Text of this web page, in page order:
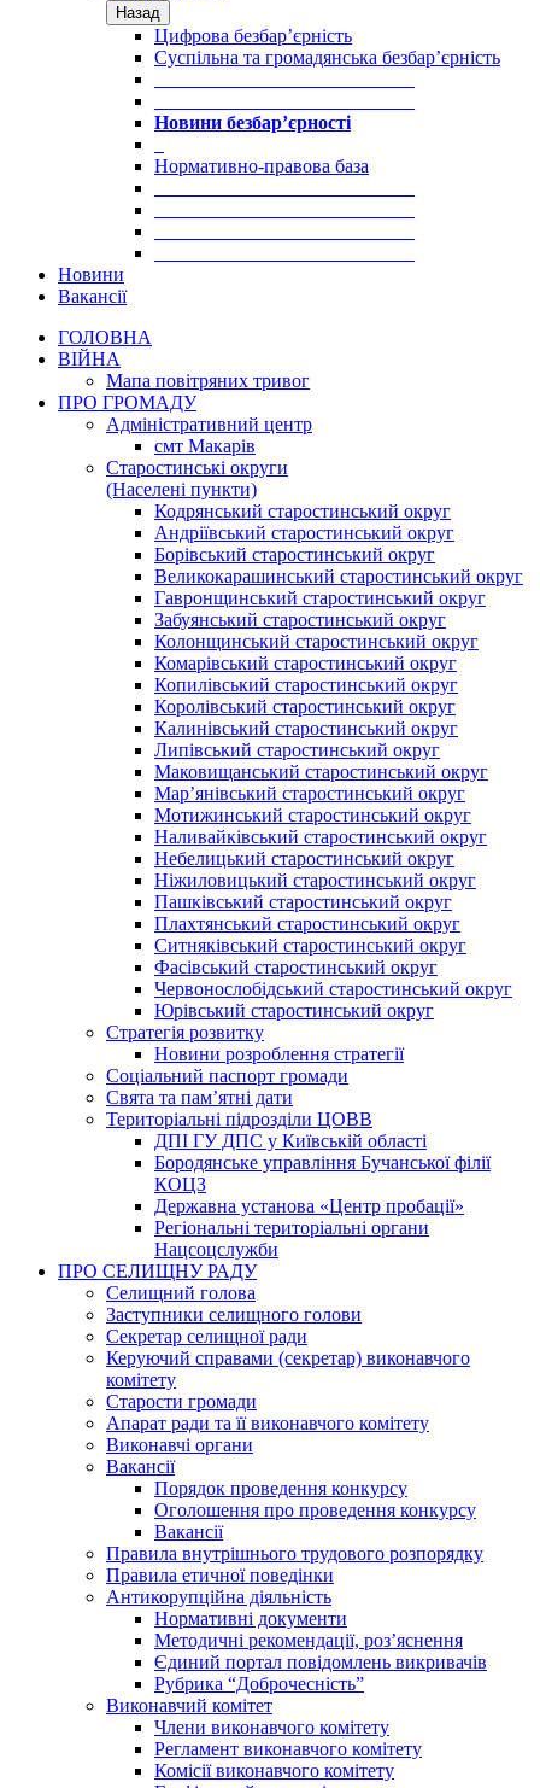
Назад
Цифрова безбар’єрність
Суспільна та громадянська безбар’єрність
Новини безбар’єрності
Нормативно-правова база
Новини
Вакансії
ГОЛОВНА
ВІЙНА
Мапа повітряних тривог
ПРО ГРОМАДУ
Aдміністративний центр
смт Макарів
Старостинські округи
(Населені пункти)
Кодрянський старостинський округ
Андріївський старостинський округ
Борівський старостинський округ
Великокарашинський старостинський округ
Гавронщинський старостинський округ
Забуянський старостинський округ
Колонщинський старостинський округ
Комарівський старостинський округ
Копилівський старостинський округ
Королівський старостинський округ
Калинівський старостинський округ
Липівський старостинський округ
Маковищанський старостинський округ
Мар’янівський старостинський округ
Мотижинський старостинський округ
Наливайківський старостинський округ
Небелицький старостинський округ
Ніжиловицький старостинський округ
Пашківський старостинський округ
Плахтянський старостинський округ
Ситняківський старостинський округ
Фасівський старостинський округ
Червонослобідський старостинський округ
Юрівський старостинський округ
Стратегія розвитку
Новини розроблення стратегії
Соціальний паспорт громади
Свята та пам’ятні дати
Територіальні підрозділи ЦОВВ
ДПІ ГУ ДПС у Київській області
Бородянське управління Бучанської філії
КОЦЗ
Державна установа «Центр пробації»
Регіональні територіальні органи
Нацсоцслужби
ПРО СЕЛИЩНУ РАДУ
Селищний голова
Заступники селищного голови
Секретар селищної ради
Керуючий справами (секретар) виконавчого
комітету
Старости громади
Апарат ради та її виконавчого комітету
Виконавчі органи
Вакансії
Порядок проведення конкурсу
Оголошення про проведення конкурсу
Вакансії
Правила внутрішнього трудового розпорядку
Правила етичної поведінки
Антикорупційна діяльність
Нормативні документи
Методичні рекомендації, роз’яснення
Єдиний портал повідомлень викривачів
Рубрика “Доброчесність”
Виконавчий комітет
Члени виконавчого комітету
Регламент виконавчого комітету
Комісії виконавчого комітету